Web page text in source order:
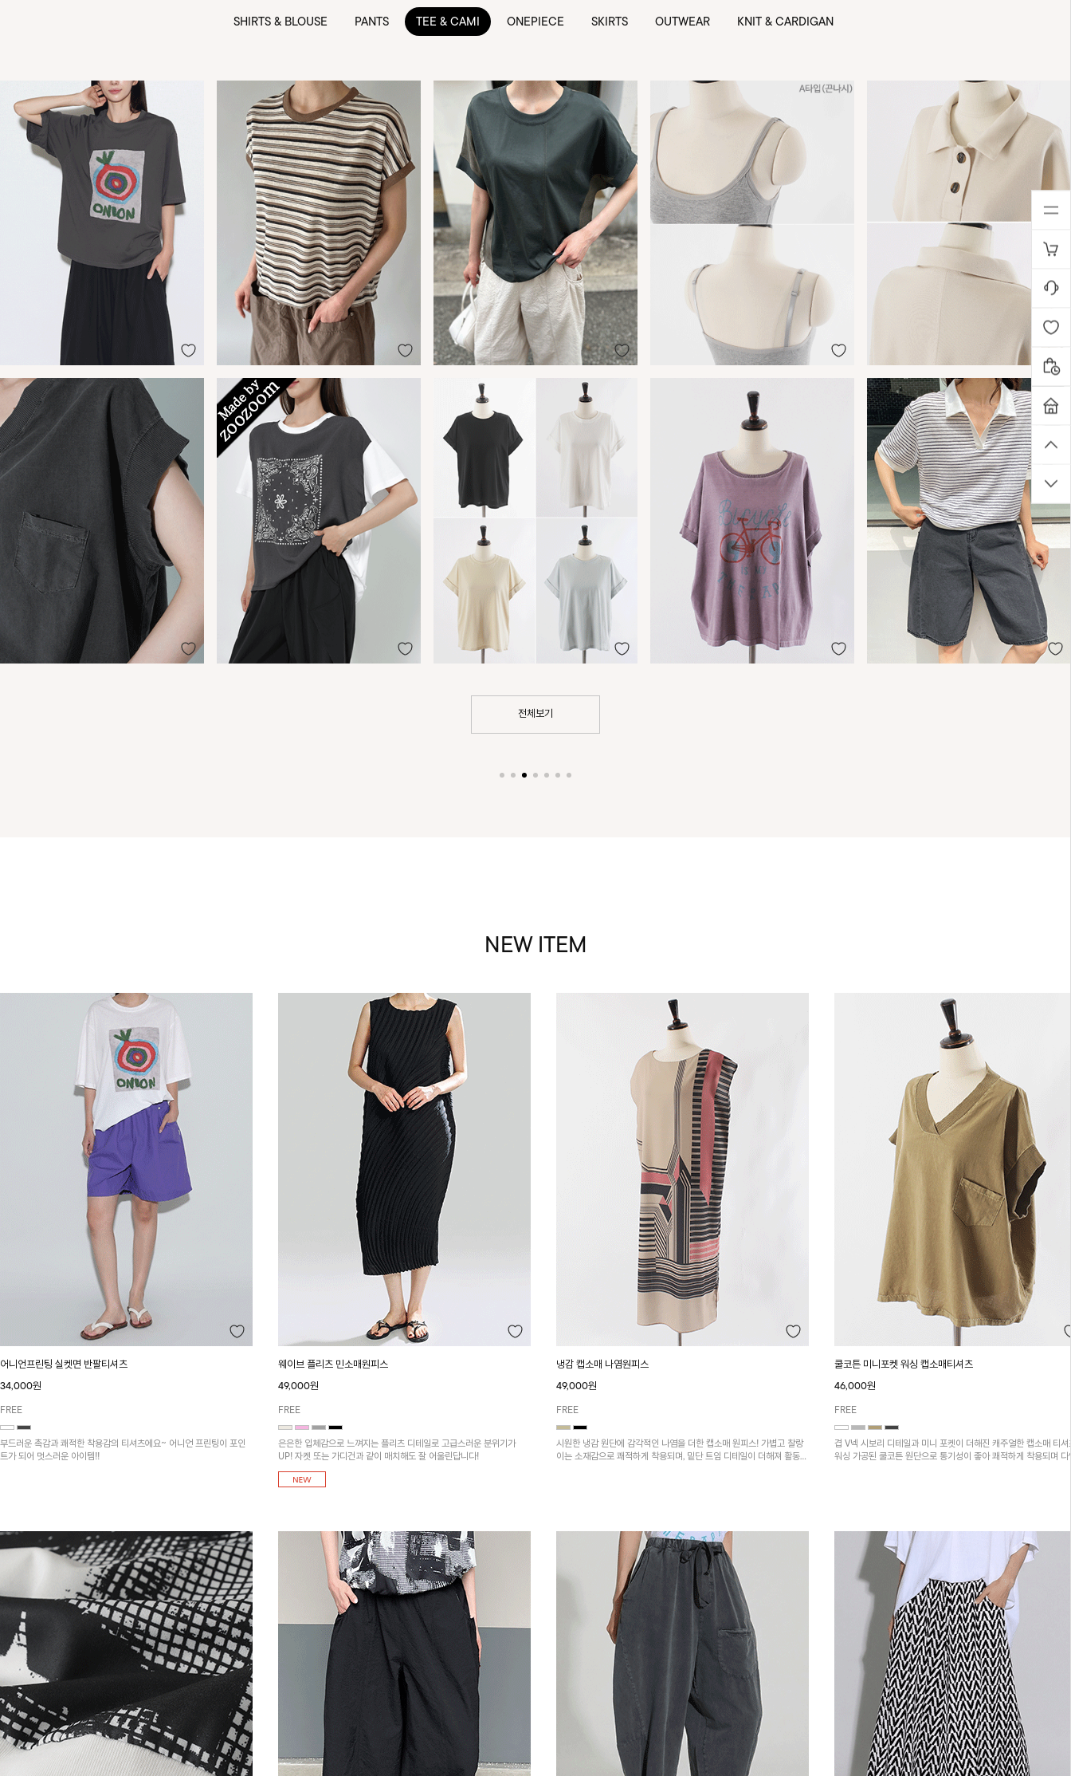
SHIRTS & BLOUSE PANTS TEE & CAMI ONEPIECE SKIRTS OUTWEAR KNIT & CARDIGAN
전체보기
NEW ITEM
어니언프린팅 실켓면 반팔티셔츠
34,000원
FREE
부드러운 촉감과 쾌적한 착용감의 티셔츠에요~ 어니언 프린팅이 포인
트가 되어 멋스러운 아이템!!
웨이브 플리츠 민소매원피스
49,000원
FREE
은은한 입체감으로 느껴지는 플리츠 디테일로 고급스러운 분위기가
UP! 자켓 또는 가디건과 같이 매치해도 잘 어울린답니다!
냉감 캡소매 나염원피스
49,000원
FREE
시원한 냉감 원단에 감각적인 나염을 더한 캡소매 원피스! 가볍고 찰랑
이는 소재감으로 쾌적하게 착용되며, 밑단 트임 디테일이 더해져 활동성
쿨코튼 미니포켓 워싱 캡소매티셔츠
46,000원
FREE
겹 V넥 시보리 디테일과 미니 포켓이 더해진 캐주얼한 캡소매 티셔
워싱 가공된 쿨코튼 원단으로 통기성이 좋아 쾌적하게 착용되며 다